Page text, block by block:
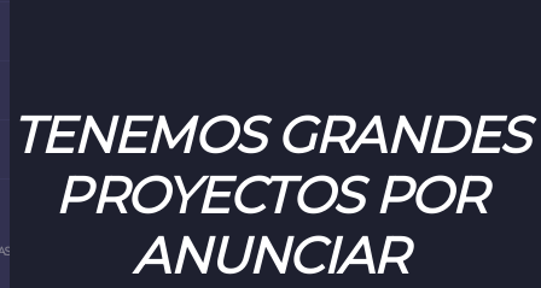
TENEMOS GRANDES
PROYECTOS POR
ANUNCIAR